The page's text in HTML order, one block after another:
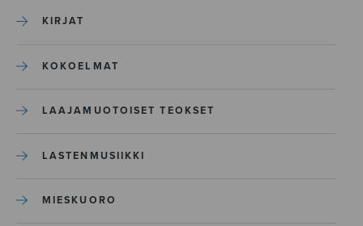
KIRJAT
KOKOELMAT
LAAJAMUOTOISET TEOKSET
LASTENMUSIIKKI
MIESKUORO